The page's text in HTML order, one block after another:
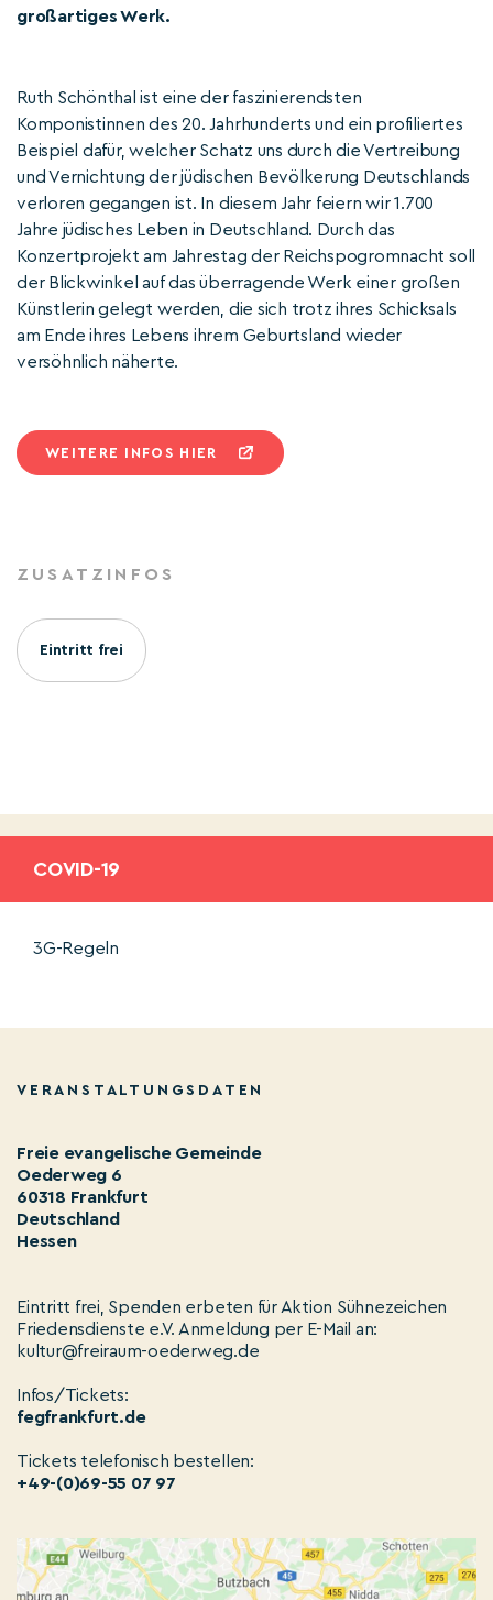
großartiges Werk.
Ruth Schönthal ist eine der faszinierendsten
Komponistinnen des 20. Jahrhunderts und ein profiliertes
Beispiel dafür, welcher Schatz uns durch die Vertreibung
und Vernichtung der jüdischen Bevölkerung Deutschlands
verloren gegangen ist. In diesem Jahr feiern wir 1.700
Jahre jüdisches Leben in Deutschland. Durch das
Konzertprojekt am Jahrestag der Reichspogromnacht soll
der Blickwinkel auf das überragende Werk einer großen
Künstlerin gelegt werden, die sich trotz ihres Schicksals
am Ende ihres Lebens ihrem Geburtsland wieder
versöhnlich näherte.
WEITERE INFOS HIER
ZUSATZINFOS
Eintritt frei
COVID-19
3G-Regeln
VERANSTALTUNGSDATEN
Freie evangelische Gemeinde
Oederweg 6
60318 Frankfurt
Deutschland
Hessen
Eintritt frei, Spenden erbeten für Aktion Sühnezeichen
Friedensdienste e.V. Anmeldung per E-Mail an:
kultur@freiraum-oederweg.de
Infos/Tickets:
fegfrankfurt.de
Tickets telefonisch bestellen:
+49-(0)69-55 07 97